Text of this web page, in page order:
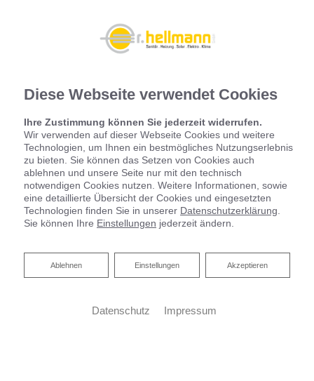
Diese Webseite verwendet Cookies
Ihre Zustimmung können Sie jederzeit widerrufen.
Wir verwenden auf dieser Webseite Cookies und weitere
Technologien, um Ihnen ein bestmögliches Nutzungserlebnis
zu bieten. Sie können das Setzen von Cookies auch
ablehnen und unsere Seite nur mit den technisch
notwendigen Cookies nutzen. Weitere Informationen, sowie
eine detaillierte Übersicht der Cookies und eingesetzten
Technologien finden Sie in unserer Datenschutzerklärung
Sie können Ihre Einstellungen jederzeit ändern.
Akzeptieren
Einstellungen
Ablehnen
Ablehnen
Datenschutz Impressum